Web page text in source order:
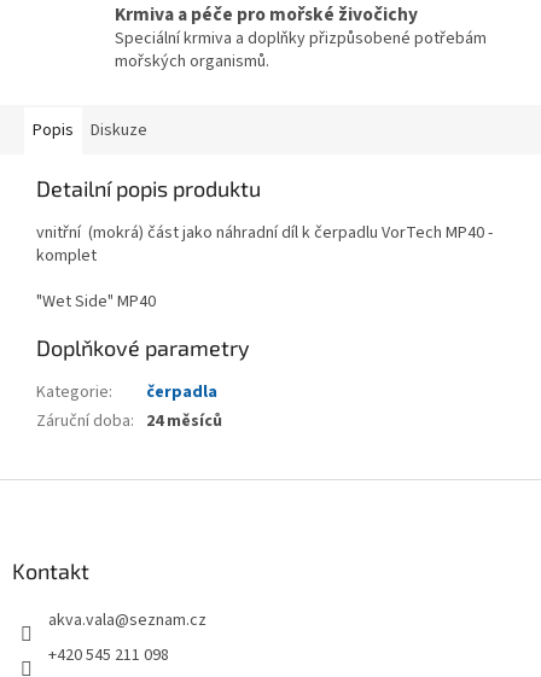
Krmiva a péče pro mořské živočichy
Speciální krmiva a doplňky přizpůsobené potřebám
mořských organismů.
Popis Diskuze
Detailní popis produktu
vnitřní (mokrá) část jako náhradní díl k čerpadlu VorTech MP40 -
komplet
"Wet Side" MP40
Doplňkové parametry
Kategorie:
čerpadla
Záruční doba: 24 měsíců
Kontakt
akva.vala@seznam.cz
+420 545 211 098